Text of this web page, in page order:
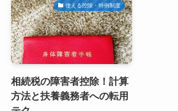
使える控除・特例制度
相続税の障害者控除！計算
方法と扶養義務者への転用